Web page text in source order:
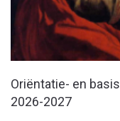
Oriëntatie- en
2026-2027